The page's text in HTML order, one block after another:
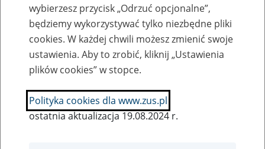
Nazwa zakładu pracy:
SZUKAJ
wybierzesz przycisk „Odrzuć opcjonalne”,
będziemy wykorzystywać tylko niezbędne pliki
cookies. W każdej chwili możesz zmienić swoje
ustawienia. Aby to zrobić, kliknij „Ustawienia
plików cookies” w stopce.
Polityka cookies dla www.zus.pl
ostatnia aktualizacja 19.08.2024 r.